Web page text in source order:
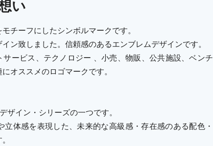
い
チーフにしたシンボルマークです。
ン致しました。信頼感のあるエンブレムデザインです。
ービス、テクノロジー 、小売、物販、公共施設、ベンチ
オススメのロゴマークです。
イン・シリーズの一つです。
体感を表現した、未来的な高級感・存在感のある配色・